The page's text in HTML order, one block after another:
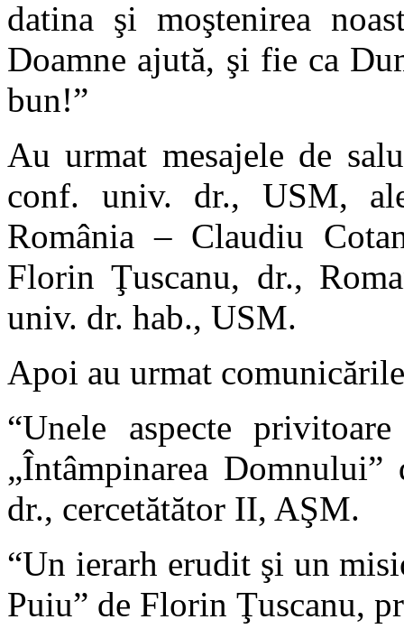
datina şi moştenirea
Doamne ajută, şi fie ca
bun!”
Au urmat mesajele de
conf. univ. dr., USM,
România – Claudiu
Florin Ţuscanu, dr.,
univ. dr. hab., USM.
Apoi au urmat
“Unele aspecte
„Întâmpinarea
dr., cercetătător II, AŞM.
“Un ierarh erudit şi un
Puiu” de Florin Ţuscanu,